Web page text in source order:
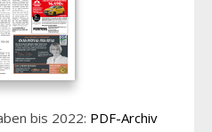
bis 2022: PDF-Archiv